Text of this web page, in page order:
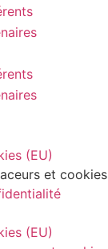
(EU)
et cookies
(EU)